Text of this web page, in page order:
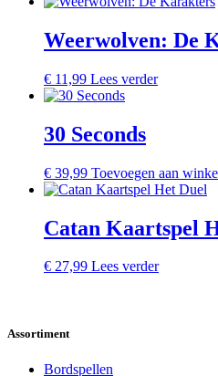
Weerwolven: De
€ 11,99 Lees verder
30 Seconds
€ 39,99 Toevoegen aan
Catan Kaartspel
€ 27,99 Lees verder
Assortiment
Bordspellen